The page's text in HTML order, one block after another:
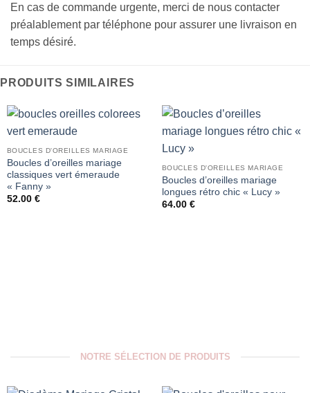
En cas de commande urgente, merci de nous contacter
préalablement par téléphone pour assurer une livraison en
temps désiré.
PRODUITS SIMILAIRES
BOUCLES D'OREILLES MARIAGE
Boucles d’oreilles mariage
classiques vert émeraude
« Fanny »
52.00 €
BOUCLES D'OREILLES MARIAGE
Boucles d’oreilles mariage
longues rétro chic « Lucy »
64.00 €
NOTRE SÉLECTION DE PRODUITS